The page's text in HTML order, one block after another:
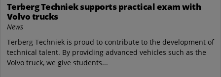
Terberg Techniek supports practical exam with
Volvo trucks
News
Terberg Techniek is proud to contribute to the development of
technical talent. By providing advanced vehicles such as the
Volvo truck, we give students...